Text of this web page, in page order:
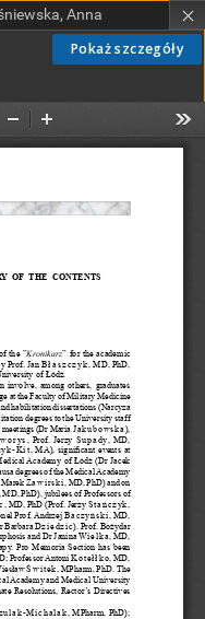
Pokaż szczegóły
Anna